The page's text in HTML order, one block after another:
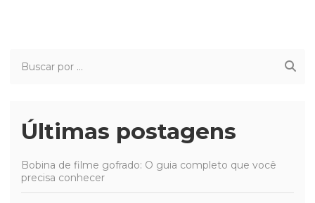
Últimas postagens
Bobina de filme gofrado: O guia completo que você
precisa conhecer